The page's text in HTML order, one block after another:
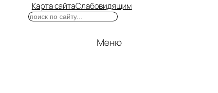
Карта сайтаСлабовидящим
Поиск
Меню